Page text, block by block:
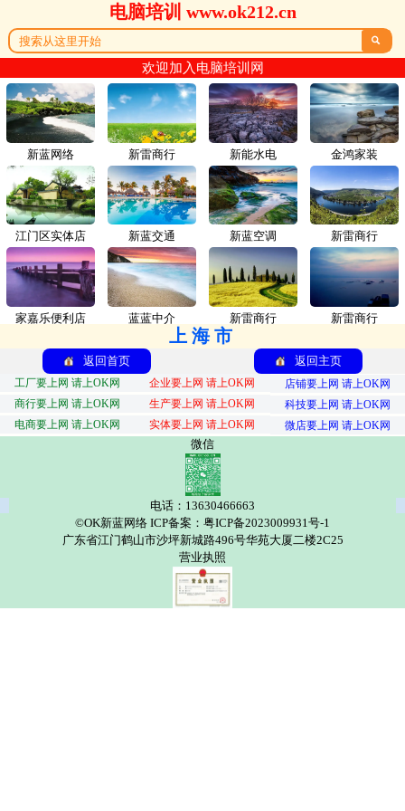
电脑培训 www.ok212.cn

欢迎加入电脑培训网
新蓝网络 新雷商行
江门区实体店 新蓝交通
家嘉乐便利店 蓝蓝中介
新能水电 金鸿家装
新蓝空调 新雷商行
新雷商行 新雷商行
上海市
返回首页 返回主页
工厂要上网 请上OK网 企业要上网 请上OK网
店铺要上网 请上OK网
商行要上网 请上OK网
生产要上网 请上OK网
科技要上网 请上OK网
电商要上网 请上OK网
实体要上网 请上OK网 微店要上网 请上OK网
微信
电话：13630466663
©OK新蓝网络 ICP备案：粤ICP备2023009931号-1
广东省江门鹤山市沙坪新城路496号华苑大厦二楼2C25
营业执照